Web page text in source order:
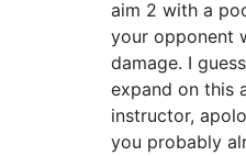
aim 2 with a
your opponent
damage. I
expand on this
instructor,
you probably